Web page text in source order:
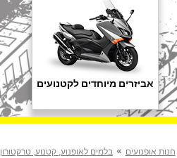
אביזרים מיוחדים לקטנועים
חנות אופנועים » בלמים לאופנוע, קטנוע, טרקטורון